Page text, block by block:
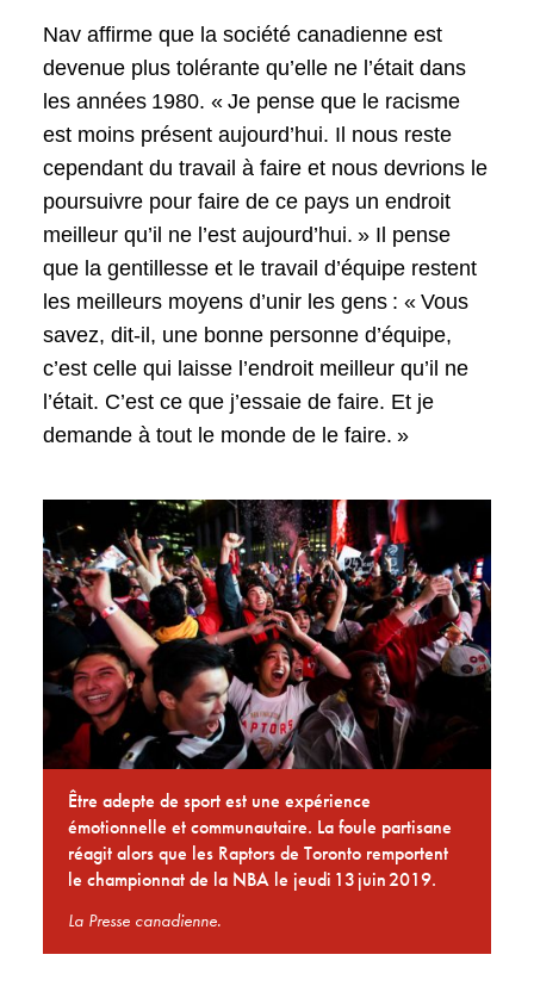
Nav affirme que la société canadienne est
devenue plus tolérante qu’elle ne l’était dans
les années 1980. « Je pense que le racisme
est moins présent aujourd’hui. Il nous reste
cependant du travail à faire et nous devrions le
poursuivre pour faire de ce pays un endroit
meilleur qu’il ne l’est aujourd’hui. » Il pense
que la gentillesse et le travail d’équipe restent
les meilleurs moyens d’unir les gens : « Vous
savez, dit-il, une bonne personne d’équipe,
c’est celle qui laisse l’endroit meilleur qu’il ne
l’était. C’est ce que j’essaie de faire. Et je
demande à tout le monde de le faire. »
Être adepte de sport est une expérience
émotionnelle et communautaire. La foule partisane
réagit alors que les Raptors de Toronto remportent
le championnat de la NBA le jeudi 13 juin 2019.
La Presse canadienne.